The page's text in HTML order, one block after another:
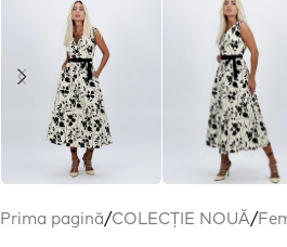
Prima pagină/COLECȚIE NOUĂ/